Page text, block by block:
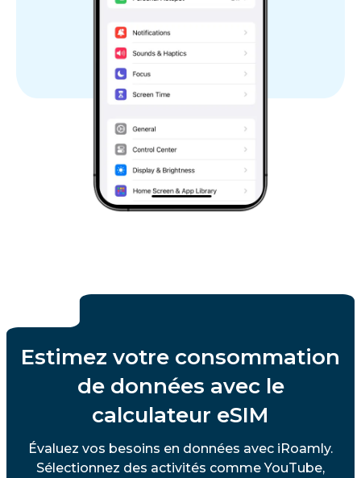
Estimez votre consommation
de données avec le
calculateur eSIM
Évaluez vos besoins en données avec iRoamly.
Sélectionnez des activités comme YouTube,